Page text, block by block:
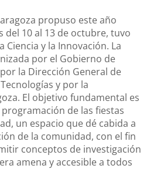
propuso este año
del 10 al 13 de octubre, tuvo
Ciencia y la Innovación. La
por el Gobierno de
la Dirección General de
y por la
El objetivo fundamental es
de las fiestas
un espacio que dé cabida a
de la comunidad, con el fin
conceptos de investigación
amena y accesible a todos